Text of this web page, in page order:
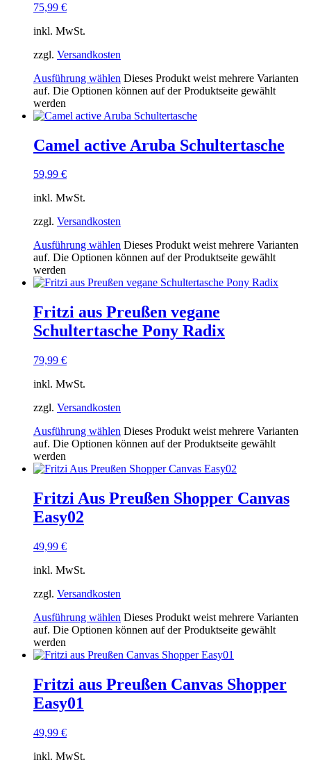
75,99 €
inkl. MwSt.
zzgl. Versandkosten
Ausführung wählen Dieses Produkt weist mehrere Varianten
auf. Die Optionen können auf der Produktseite gewählt
werden
Camel active Aruba Schultertasche
59,99 €
inkl. MwSt.
zzgl. Versandkosten
Ausführung wählen Dieses Produkt weist mehrere Varianten
auf. Die Optionen können auf der Produktseite gewählt
werden
Fritzi aus Preußen vegane
Schultertasche Pony Radix
79,99 €
inkl. MwSt.
zzgl. Versandkosten
Ausführung wählen Dieses Produkt weist mehrere Varianten
auf. Die Optionen können auf der Produktseite gewählt
werden
Fritzi Aus Preußen Shopper Canvas
Easy02
49,99 €
inkl. MwSt.
zzgl. Versandkosten
Ausführung wählen Dieses Produkt weist mehrere Varianten
auf. Die Optionen können auf der Produktseite gewählt
werden
Fritzi aus Preußen Canvas Shopper
Easy01
49,99 €
inkl. MwSt.